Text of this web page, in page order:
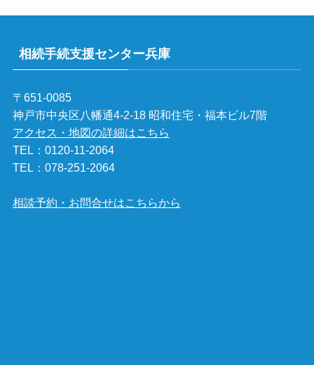
相続手続支援センター兵庫
〒651-0085
神戸市中央区八幡通4-2-18 昭和住宅・福本ビル7階
アクセス・地図の詳細はこちら
TEL： 0120-11-2064
TEL： 078-251-2064
相談予約・お問合せはこちらから